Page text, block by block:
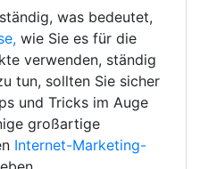
was bedeutet,
wie Sie es für die
verwenden, ständig
tun, sollten Sie sicher
und Tricks im Auge
großartige
Internet-Marketing-